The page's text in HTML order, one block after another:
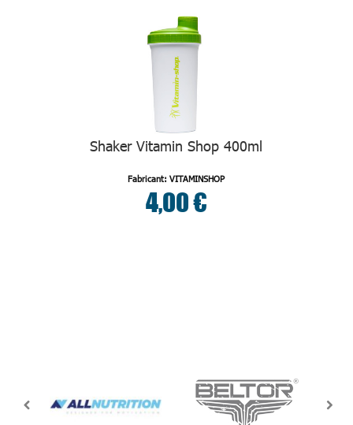
Shaker Vitamin Shop 400ml
Fabricant: VITAMINSHOP
4,00 €